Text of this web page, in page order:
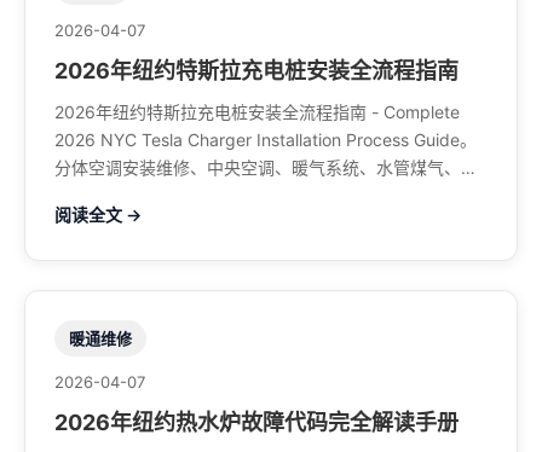
2026-04-07
2026年纽约特斯拉充电桩安装全流程指南
2026年纽约特斯拉充电桩安装全流程指南 - Complete
2026 NYC Tesla Charger Installation Process Guide。
分体空调安装维修、中央空调、暖气系统、水管煤气、餐
阅读全文 →
暖通维修
2026-04-07
2026年纽约热水炉故障代码完全解读手册